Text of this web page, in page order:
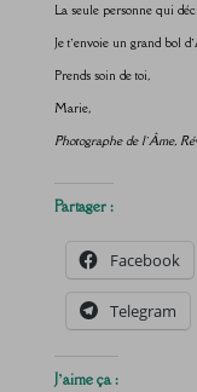
La seule personne qui
Je t’envoie un grand bol
Prends soin de toi,
Marie,
Photographe de l’Âme,
Partager :
Facebook
Telegram
J’aime ça :